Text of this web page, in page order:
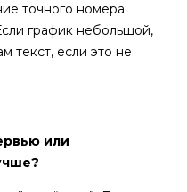
точного номера
график небольшой,
текст, если это не
или